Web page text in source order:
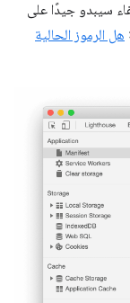
سيبدو جيدًا على
هل الرموز الحالية